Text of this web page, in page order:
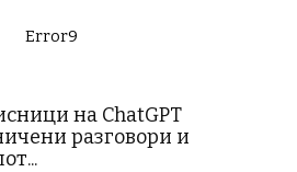
Error9
на ChatGPT
разговори и